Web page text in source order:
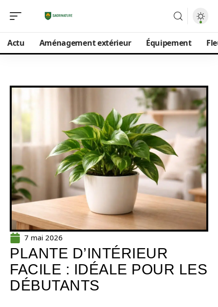
Actu Aménagement extérieur Équipement
7 mai 2026
PLANTE D’INTÉRIEUR
FACILE : IDÉALE POUR LES
DÉBUTANTS